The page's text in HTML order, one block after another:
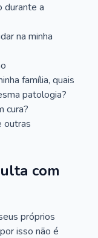
durante a
na minha
família, quais
patologia?
cura?
outras
com
próprios
isso não é